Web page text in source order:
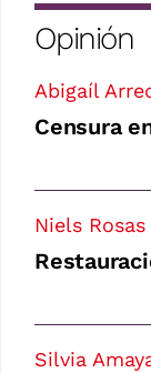
Opinión
Abigaíl
Censura
Niels
Silvia